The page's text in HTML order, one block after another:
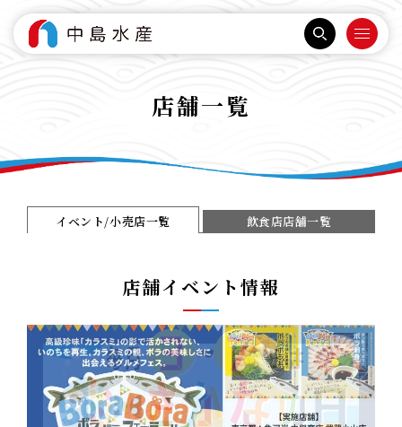
店舗一覧
イベント/小売店一覧 飲食店店舗一覧
店舗イベント情報